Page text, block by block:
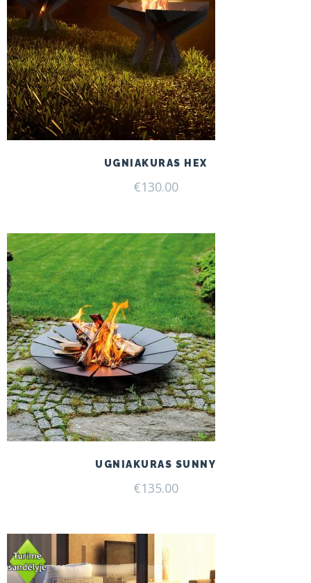
UGNIAKURAS HEX
€130.00
UGNIAKURAS SUNNY
€135.00